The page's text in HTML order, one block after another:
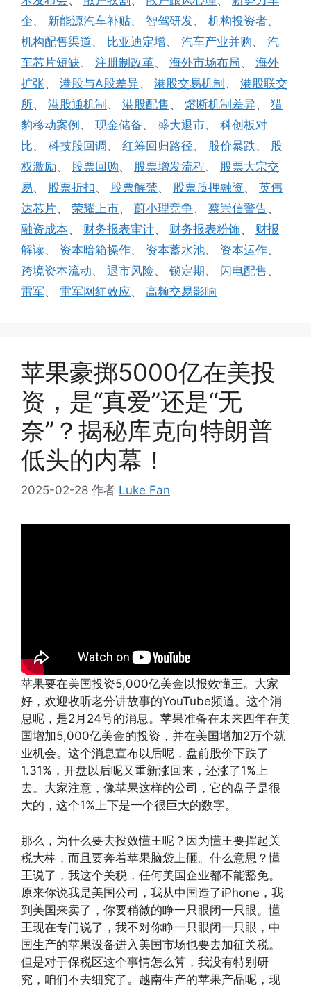
企、 新能源汽车补贴、 智驾研发、 机构投资者、
机构配售渠道、 比亚迪定增、 汽车产业并购、 汽
车芯片短缺、 注册制改革、 海外市场布局、 海外
扩张、 港股与A股差异、 港股交易机制、 港股联交
所、 港股通机制、 港股配售 、 熔断机制差异、 猎
豹移动案例、 现金储备、 盛大退市、 科创板对
比、 科技股回调、 红筹回归路径、 股价暴跌、 股
权激励、 股票回购、 股票增发流程、 股票大宗交
易、 股票折扣、 股票解禁、 股票质押融资、 英伟
达芯片、 荣耀上市、 蔚小理竞争、 蔡崇信警告、
融资成本、 财务报表审计、 财务报表粉饰、 财报
解读、 资本暗箱操作、 资本蓄水池、 资本运作、
跨境资本流动、 退市风险、 锁定期、 闪电配售 、
雷军、 雷军网红效应、 高频交易影响
苹果豪掷5000亿在美投
资，是“真爱”还是“无
奈”？揭秘库克向特朗普
低头的内幕！
2025-02-28 作者 Luke Fan
苹果要在美国投资5,000亿美金以报效懂王。大家
好，欢迎收听老分讲故事的YouTube频道。这个消
息呢，是2月24号的消息。苹果准备在未来四年在美
国增加5,000亿美金的投资，并在美国增加2万个就
业机会。这个消息宣布以后呢，盘前股价下跌了
1.31%，开盘以后呢又重新涨回来，还涨了1%上
去。大家注意，像苹果这样的公司，它的盘子是很
大的，这个1%上下是一个很巨大的数字。
那么，为什么要去投效懂王呢？因为懂王要挥起关
税大棒，而且要奔着苹果脑袋上砸。什么意思？懂
王说了，我这个关税，任何美国企业都不能豁免。
原来你说我是美国公司，我从中国造了iPhone，我
到美国来卖了，你要稍微的睁一只眼闭一只眼。懂
王现在专门说了，我不对你睁一只眼闭一只眼，中
国生产的苹果设备进入美国市场也要去加征关税。
但是对于保税区这个事情怎么算，我没有特别研
究，咱们不去细究了。越南生产的苹果产品呢，现